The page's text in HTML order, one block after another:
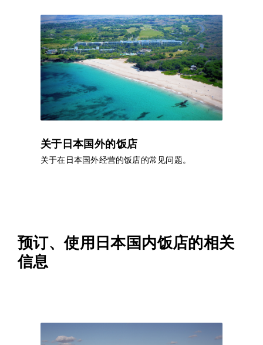
关于日本国外的饭店
关于在日本国外经营的饭店的常见问题。
预订、使用日本国内饭店的相关
信息